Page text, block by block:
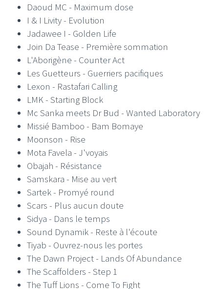
Daoud MC - Maximum dose
I & I Livity - Evolution
Jadawee I - Golden Life
Join Da Tease - Première sommation
L'Aborigène - Counter Act
Les Guetteurs - Guerriers pacifiques
Lexon - Rastafari Calling
LMK - Starting Block
Mc Sanka meets Dr Bud - Wanted Laboratory
Missié Bamboo - Bam Bomaye
Moonson - Rise
Mota Favela - J'voyais
Obajah - Résistance
Samskara - Mise au vert
Sartek - Promyé round
Scars - Plus aucun doute
Sidya - Dans le temps
Sound Dynamik - Reste à l'écoute
Tiyab - Ouvrez-nous les portes
The Dawn Project - Lands Of Abundance
The Scaffolders - Step 1
The Tuff Lions - Come To Fight